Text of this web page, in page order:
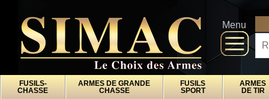
Menu
Arrivages
Nouveautés
Promotions
Packs
Top
Fermer
FUSILS-
CHASSE
ARMES DE GRANDE
CHASSE
FUSILS
SPORT
ARMES
DE TIR